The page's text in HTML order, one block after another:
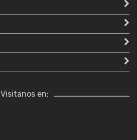
Visitanos en: